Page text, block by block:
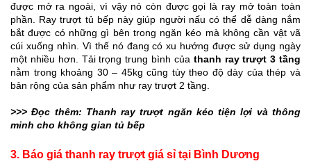
được mở ra ngoài, vì vậy nó còn được gọi là ray mở toàn toàn
phần. Ray trượt tủ bếp này giúp người nấu có thể dễ dàng nắm
bắt được có những gì bên trong ngăn kéo mà không cần vật vã
cúi xuống nhìn. Vì thế nó đang có xu hướng được sử dụng ngày
một nhiều hơn. Tải trọng trung bình của thanh ray trượt 3 tầng
nằm trong khoảng 30 – 45kg cũng tùy theo độ dày của thép và
bản rộng của sản phẩm như ray trượt 2 tầng.
>>> Đọc thêm: Thanh ray trượt ngăn kéo tiện lợi và thông
minh cho không gian tủ bếp
3. Báo giá thanh ray trượt giá sỉ tại Bình Dương